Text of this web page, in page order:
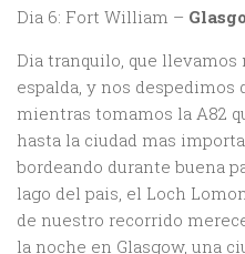
Dia 6: Fort William –
Dia tranquilo, que
espalda, y nos despedimos
mientras tomamos la A82
hasta la ciudad mas
bordeando durante buena
lago del pais, el Loch
de nuestro recorrido
la noche en Glasgow, una